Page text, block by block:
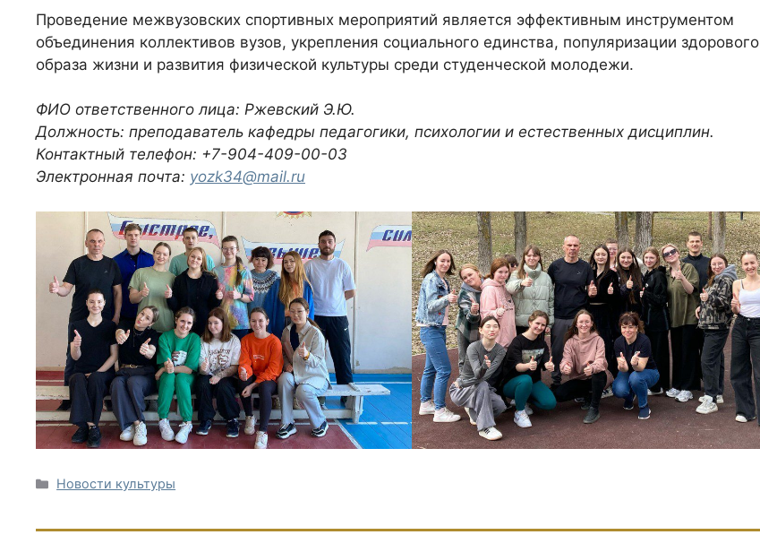
Проведение межвузовских спортивных мероприятий является эффективным инструментом
объединения коллективов вузов, укрепления социального единства, популяризации здорового
образа жизни и развития физической культуры среди студенческой молодежи.
ФИО ответственного лица: Ржевский Э.Ю.
Должность: преподаватель кафедры педагогики, психологии и естественных дисциплин.
Контактный телефон: +7-904-409-00-03
Электронная почта: yozk34@mail.ru
Рубрики
Новости культуры